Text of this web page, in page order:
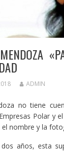
ADMIN
no tiene
Polar y
nombre y la
años, esta